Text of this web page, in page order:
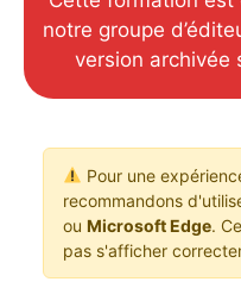
notre groupe
version archivée
Pour une
recommandons
ou Microsoft Edge.
pas s'afficher